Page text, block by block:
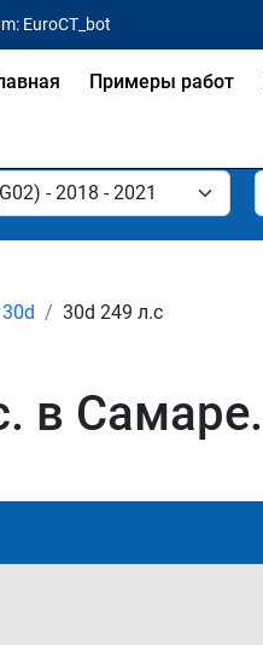
EuroCT_bot
Примеры работ
30d 30d 249 л.с
в Самаре.